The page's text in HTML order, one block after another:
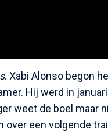
. Xabi Alonso begon
Hij werd in
weet de boel maar
over een volgende